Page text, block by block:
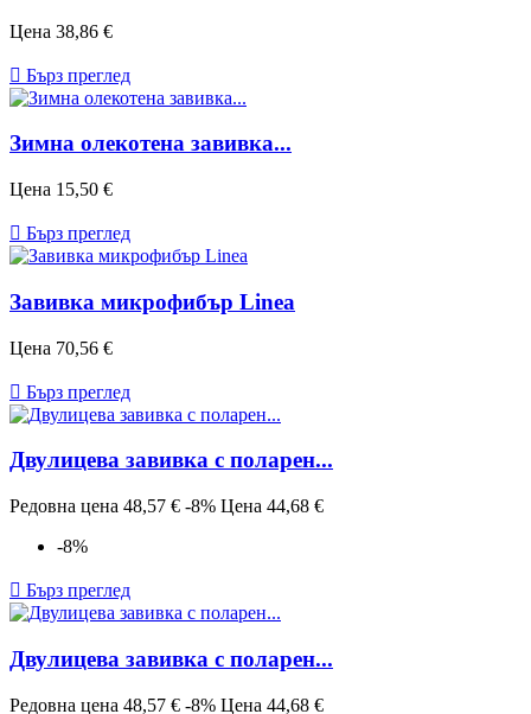
Цена 38,86 €
 Бърз преглед
Зимна олекотена завивка...
Цена 15,50 €
 Бърз преглед
Завивка микрофибър Linea
Цена 70,56 €
 Бърз преглед
Двулицева завивка с поларен...
Редовна цена 48,57 € -8% Цена 44,68 €
-8%
 Бърз преглед
Двулицева завивка с поларен...
Редовна цена 48,57 € -8% Цена 44,68 €